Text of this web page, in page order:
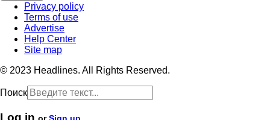
Privacy policy
Terms of use
Advertise
Help Center
Site map
© 2023 Headlines. All Rights Reserved.
Поиск